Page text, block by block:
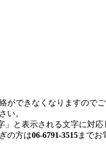
ができなくなりますのでご
い。
」と表示される文字に対応
の方は06-6791-3515までお